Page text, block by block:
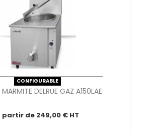
CONFIGURABLE
MARMITE DELRUE GAZ A150LAE
partir de 249,00 € HT